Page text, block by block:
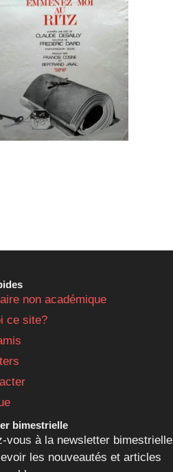
non académique
ce site?
bimestrielle
vous à la newsletter bimestrielle
les nouveautés et articles